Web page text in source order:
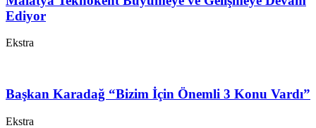
Ediyor
Ekstra
Başkan Karadağ “Bizim İçin Önemli 3 Konu Vardı”
Ekstra